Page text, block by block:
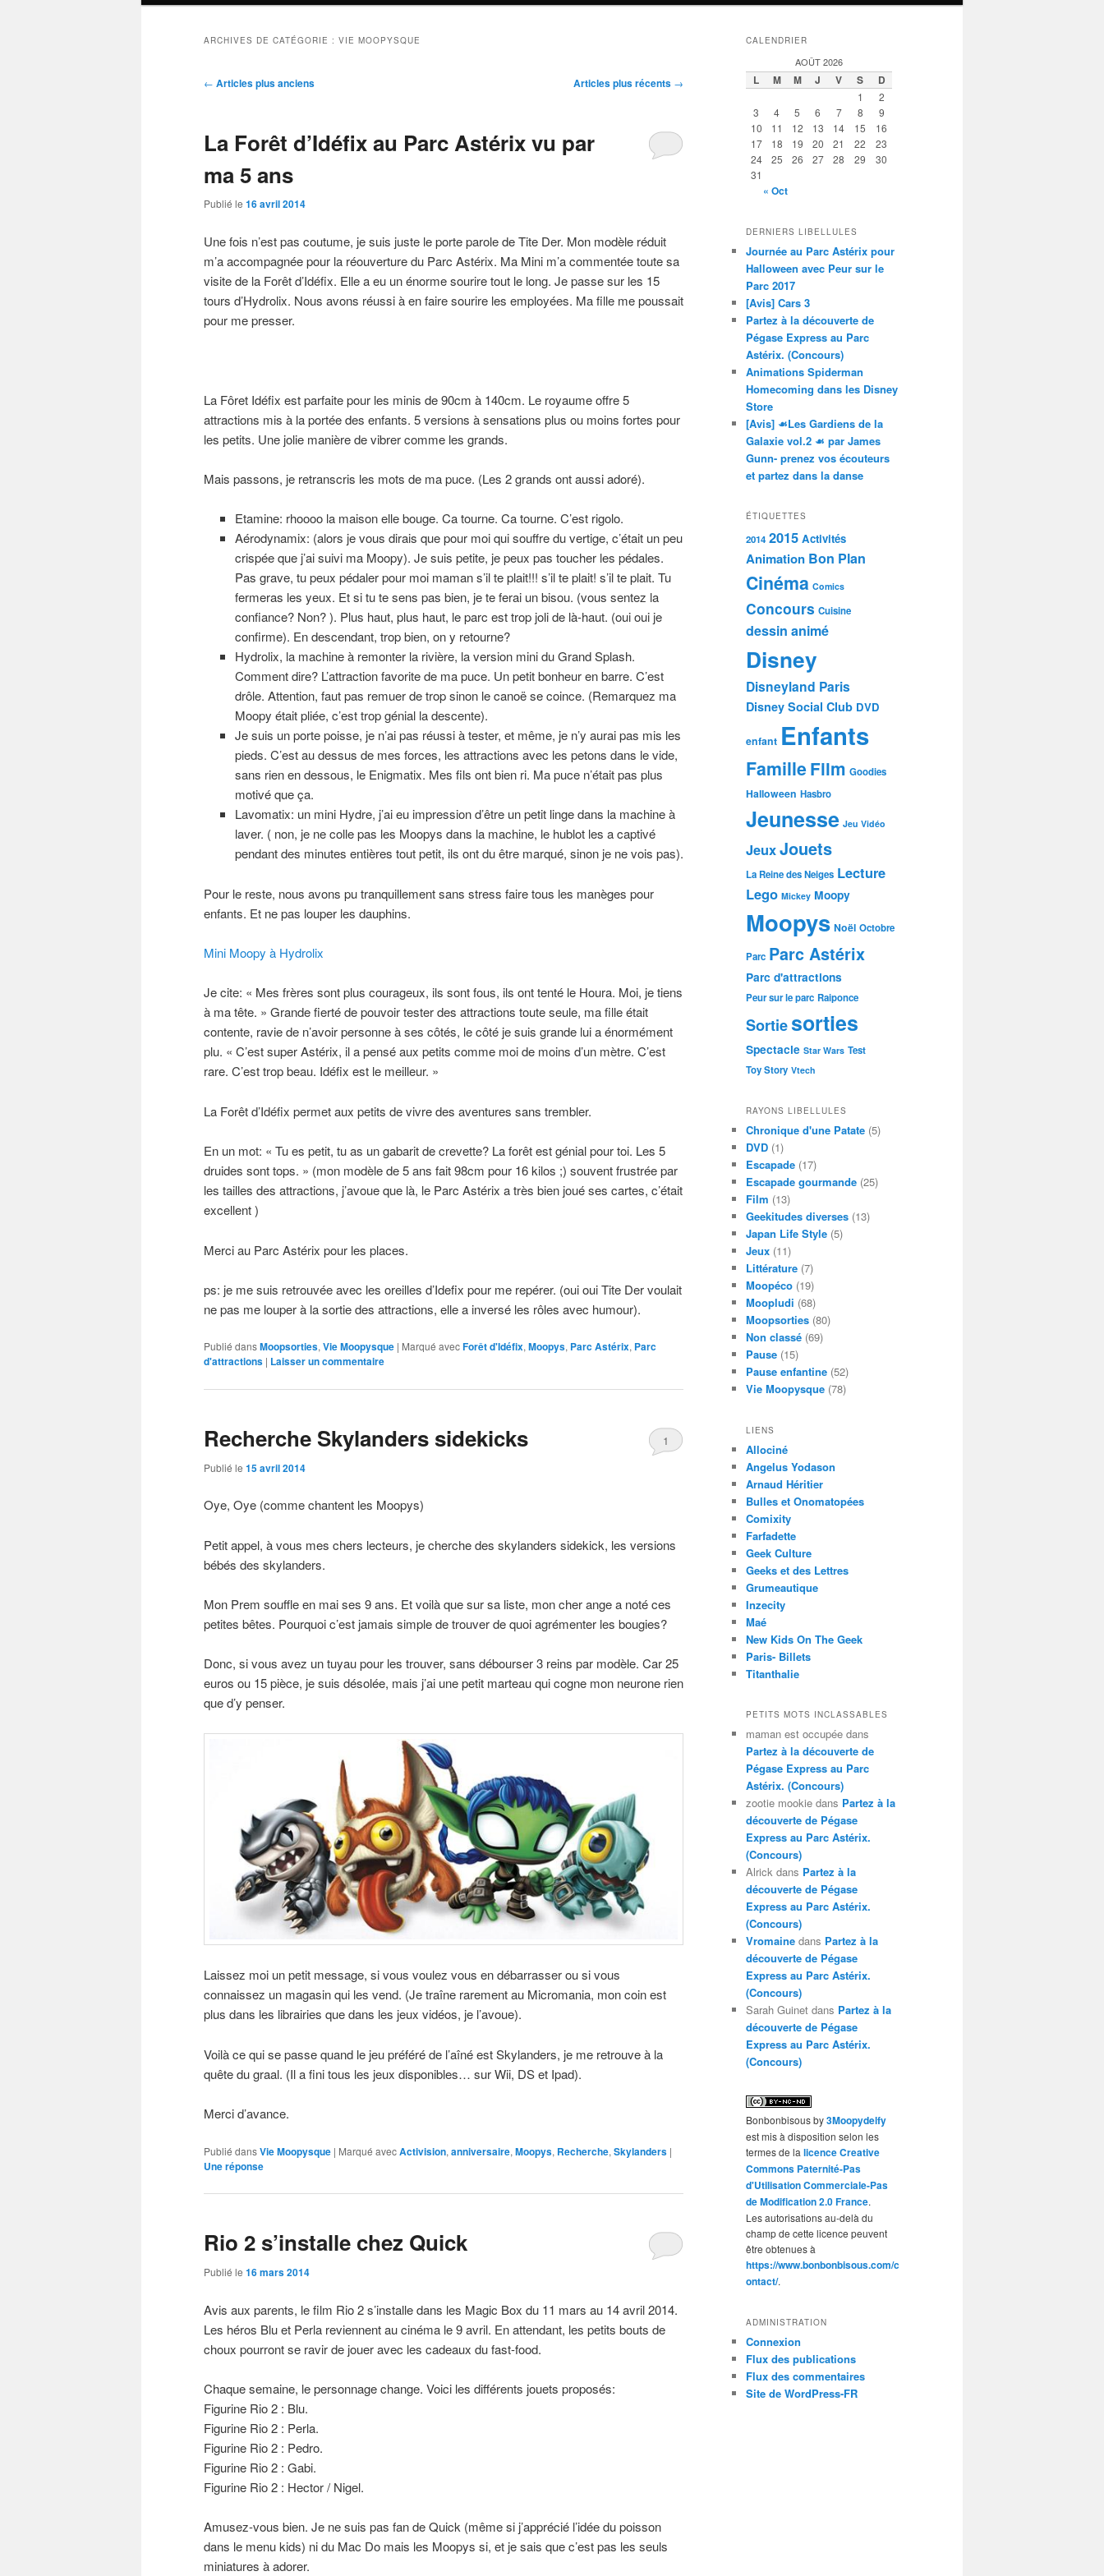
ARCHIVES DE CATÉGORIE : VIE MOOPYSQUE
Navigation
← Articles plus anciens Articles plus récents →
La Forêt d’Idéfix au Parc Astérix vu par
ma 5 ans
Publié le 16 avril 2014
Une fois n’est pas coutume, je suis juste le porte parole de Tite Der. Mon modèle réduit
m’a accompagnée pour la réouverture du Parc Astérix. Ma Mini m’a commentée toute sa
visite de la Forêt d’Idéfix. Elle a eu un énorme sourire tout le long. Je passe sur les 15
tours d’Hydrolix. Nous avons réussi à en faire sourire les employées. Ma fille me poussait
pour me presser.
La Fôret Idéfix est parfaite pour les minis de 90cm à 140cm. Le royaume offre 5
attractions mis à la portée des enfants. 5 versions à sensations plus ou moins fortes pour
les petits. Une jolie manière de vibrer comme les grands.
Mais passons, je retranscris les mots de ma puce. (Les 2 grands ont aussi adoré).
Etamine: rhoooo la maison elle bouge. Ca tourne. Ca tourne. C’est rigolo.
Aérodynamix: (alors je vous dirais que pour moi qui souffre du vertige, c’était un peu
crispée que j’ai suivi ma Moopy). Je suis petite, je peux pas toucher les pédales.
Pas grave, tu peux pédaler pour moi maman s’il te plait!!! s’il te plait! s’il te plait. Tu
fermeras les yeux. Et si tu te sens pas bien, je te ferai un bisou. (vous sentez la
confiance? Non? ). Plus haut, plus haut, le parc est trop joli de là-haut. (oui oui je
confirme). En descendant, trop bien, on y retourne?
Hydrolix, la machine à remonter la rivière, la version mini du Grand Splash.
Comment dire? L’attraction favorite de ma puce. Un petit bonheur en barre. C’est
drôle. Attention, faut pas remuer de trop sinon le canoë se coince. (Remarquez ma
Moopy était pliée, c’est trop génial la descente).
Je suis un porte poisse, je n’ai pas réussi à tester, et même, je n’y aurai pas mis les
pieds. C’est au dessus de mes forces, les attractions avec les petons dans le vide,
sans rien en dessous, le Enigmatix. Mes fils ont bien ri. Ma puce n’était pas plus
motivé que ça.
Lavomatix: un mini Hydre, j’ai eu impression d’être un petit linge dans la machine à
laver. ( non, je ne colle pas les Moopys dans la machine, le hublot les a captivé
pendant des minutes entières tout petit, ils ont du être marqué, sinon je ne vois pas).
Pour le reste, nous avons pu tranquillement sans stress faire tous les manèges pour
enfants. Et ne pas louper les dauphins.
Mini Moopy à Hydrolix
Je cite: « Mes frères sont plus courageux, ils sont fous, ils ont tenté le Houra. Moi, je tiens
à ma tête. » Grande fierté de pouvoir tester des attractions toute seule, ma fille était
contente, ravie de n’avoir personne à ses côtés, le côté je suis grande lui a énormément
plu. « C’est super Astérix, il a pensé aux petits comme moi de moins d’un mètre. C’est
rare. C’est trop beau. Idéfix est le meilleur. »
La Forêt d’Idéfix permet aux petits de vivre des aventures sans trembler.
En un mot: « Tu es petit, tu as un gabarit de crevette? La forêt est génial pour toi. Les 5
druides sont tops. » (mon modèle de 5 ans fait 98cm pour 16 kilos ;) souvent frustrée par
les tailles des attractions, j’avoue que là, le Parc Astérix a très bien joué ses cartes, c’était
excellent )
Merci au Parc Astérix pour les places.
ps: je me suis retrouvée avec les oreilles d’Idefix pour me repérer. (oui oui Tite Der voulait
ne pas me louper à la sortie des attractions, elle a inversé les rôles avec humour).
Publié dansMoopsorties, Vie Moopysque | Marqué avecForêt d'Idéfix, Moopys, Parc Astérix, Parc
d'attractions | Laisser un commentaire
Recherche Skylanders sidekicks
Publié le 15 avril 2014
1
Oye, Oye (comme chantent les Moopys)
Petit appel, à vous mes chers lecteurs, je cherche des skylanders sidekick, les versions
bébés des skylanders.
Mon Prem souffle en mai ses 9 ans. Et voilà que sur sa liste, mon cher ange a noté ces
petites bêtes. Pourquoi c’est jamais simple de trouver de quoi agrémenter les bougies?
Donc, si vous avez un tuyau pour les trouver, sans débourser 3 reins par modèle. Car 25
euros ou 15 pièce, je suis désolée, mais j’ai une petit marteau qui cogne mon neurone rien
que d’y penser.
Laissez moi un petit message, si vous voulez vous en débarrasser ou si vous
connaissez un magasin qui les vend. (Je traîne rarement au Micromania, mon coin est
plus dans les librairies que dans les jeux vidéos, je l’avoue).
Voilà ce qui se passe quand le jeu préféré de l’aîné est Skylanders, je me retrouve à la
quête du graal. (Il a fini tous les jeux disponibles… sur Wii, DS et Ipad).
Merci d’avance.
Publié dansVie Moopysque | Marqué avecActivision, anniversaire, Moopys, Recherche, Skylanders |
Uneréponse
Rio 2 s’installe chez Quick
Publié le 16 mars 2014
Avis aux parents, le film Rio 2 s’installe dans les Magic Box du 11 mars au 14 avril 2014.
Les héros Blu et Perla reviennent au cinéma le 9 avril. En attendant, les petits bouts de
choux pourront se ravir de jouer avec les cadeaux du fast-food.
Chaque semaine, le personnage change. Voici les différents jouets proposés:
Figurine Rio 2 : Blu.
Figurine Rio 2 : Perla.
Figurine Rio 2 : Pedro.
Figurine Rio 2 : Gabi.
Figurine Rio 2 : Hector / Nigel.
Amusez-vous bien. Je ne suis pas fan de Quick (même si j’apprécié l’idée du poisson
dans le menu kids) ni du Mac Do mais les Moopys si, et je sais que c’est pas les seuls
miniatures à adorer.
CALENDRIER
AOÛT 2026
L M M J V S D
1
2
3
4 5 6 7 8
9
10
11 12 13 14 15
16
17
18 19 20 21 22
23
24
25 26 27 28 29
30
31
« Oct
DERNIERS LIBELLULES
Journée au Parc Astérix pour
Halloween avec Peur sur le
Parc 2017
[Avis] Cars 3
Partez à la découverte de
Pégase Express au Parc
Astérix. (Concours)
Animations Spiderman
Homecoming dans les Disney
Store
[Avis] ☙Les Gardiens de la
Galaxie vol.2 ☙ par James
Gunn- prenez vos écouteurs
et partez dans la danse
ÉTIQUETTES
2014 2015 Activités
Animation Bon Plan
Cinéma Comics
Concours Cuisine
dessin animé
Disney
Disneyland Paris
Disney Social Club DVD
enfant Enfants
FamilleFilm Goodies
Halloween Hasbro
Jeunesse Jeu Vidéo
JeuxJouets
La Reine des Neiges Lecture
Lego Mickey Moopy
Moopys Noël Octobre
Parc Parc Astérix
Parc d'attractions
Peur sur le parc Raiponce
Sortiesorties
Spectacle Star Wars Test
Toy Story Vtech
RAYONS LIBELLULES
Chronique d'une Patate (5)
DVD (1)
Escapade (17)
Escapade gourmande (25)
Film (13)
Geekitudes diverses (13)
Japan Life Style (5)
Jeux (11)
Littérature (7)
Moopéco (19)
Moopludi (68)
Moopsorties (80)
Non classé (69)
Pause (15)
Pause enfantine (52)
Vie Moopysque (78)
LIENS
Allociné
Angelus Yodason
Arnaud Héritier
Bulles et Onomatopées
Comixity
Farfadette
Geek Culture
Geeks et des Lettres
Grumeautique
Inzecity
Maé
New Kids On The Geek
Paris- Billets
Titanthalie
PETITS MOTS INCLASSABLES
maman est occupée dans
Partez à la découverte de
Pégase Express au Parc
Astérix. (Concours)
zootie mookie dans Partez à la
découverte de Pégase
Express au Parc Astérix.
(Concours)
Alrick dans Partez à la
découverte de Pégase
Express au Parc Astérix.
(Concours)
Vromaine dans Partez à la
découverte de Pégase
Express au Parc Astérix.
(Concours)
Sarah Guinet dans Partez à la
découverte de Pégase
Express au Parc Astérix.
(Concours)
Bonbonbisousby3Moopydelfy
est mis à disposition selon les
termes de la licence Creative
Commons Paternité-Pas
d'Utilisation Commerciale-Pas
de Modification 2.0 France.
Les autorisations au-delà du
champ de cette licence peuvent
être obtenues à
https://www.bonbonbisous.com/c
ontact/.
ADMINISTRATION
Connexion
Flux des publications
Flux des commentaires
Site de WordPress-FR